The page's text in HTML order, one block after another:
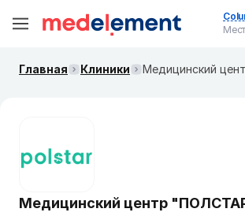
Главная Клиники Медицинский
Медицинский центр